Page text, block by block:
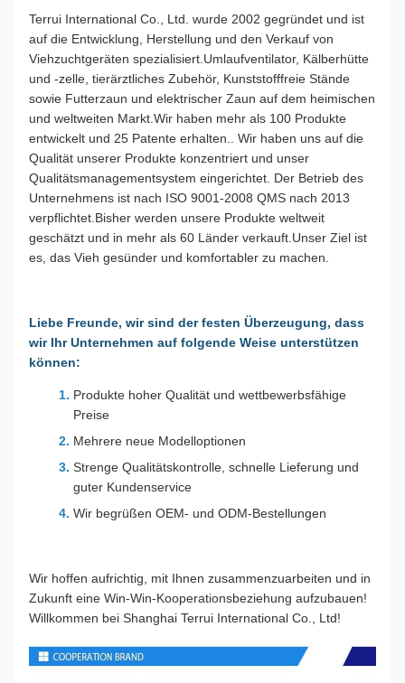
Terrui International Co., Ltd. wurde 2002 gegründet und ist
auf die Entwicklung, Herstellung und den Verkauf von
Viehzuchtgeräten spezialisiert.Umlaufventilator, Kälberhütte
und -zelle, tierärztliches Zubehör, Kunststofffreie Stände
sowie Futterzaun und elektrischer Zaun auf dem heimischen
und weltweiten Markt.Wir haben mehr als 100 Produkte
entwickelt und 25 Patente erhalten.. Wir haben uns auf die
Qualität unserer Produkte konzentriert und unser
Qualitätsmanagementsystem eingerichtet. Der Betrieb des
Unternehmens ist nach ISO 9001-2008 QMS nach 2013
verpflichtet.Bisher werden unsere Produkte weltweit
geschätzt und in mehr als 60 Länder verkauft.Unser Ziel ist
es, das Vieh gesünder und komfortabler zu machen.
Liebe Freunde, wir sind der festen Überzeugung, dass
wir Ihr Unternehmen auf folgende Weise unterstützen
können:
Produkte hoher Qualität und wettbewerbsfähige
Preise
Mehrere neue Modelloptionen
Strenge Qualitätskontrolle, schnelle Lieferung und
guter Kundenservice
Wir begrüßen OEM- und ODM-Bestellungen
Wir hoffen aufrichtig, mit Ihnen zusammenzuarbeiten und in
Zukunft eine Win-Win-Kooperationsbeziehung aufzubauen!
Willkommen bei Shanghai Terrui International Co., Ltd!